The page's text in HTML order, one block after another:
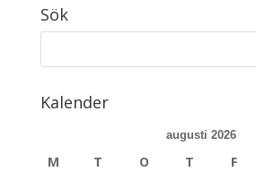
Sök
Kalender
augusti 2026
M T O T F